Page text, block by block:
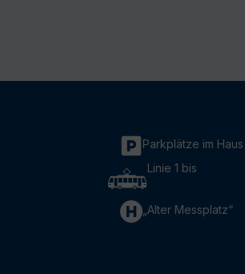
Parkplätze im Haus
Linie 1 bis
„Alter Messplatz“